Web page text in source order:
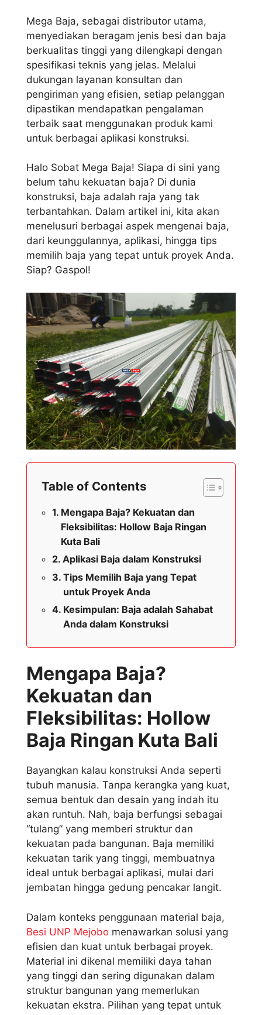
Mega Baja, sebagai distributor utama,
menyediakan beragam jenis besi dan baja
berkualitas tinggi yang dilengkapi dengan
spesifikasi teknis yang jelas. Melalui
dukungan layanan konsultan dan
pengiriman yang efisien, setiap pelanggan
dipastikan mendapatkan pengalaman
terbaik saat menggunakan produk kami
untuk berbagai aplikasi konstruksi.
Halo Sobat Mega Baja! Siapa di sini yang
belum tahu kekuatan baja? Di dunia
konstruksi, baja adalah raja yang tak
terbantahkan. Dalam artikel ini, kita akan
menelusuri berbagai aspek mengenai baja,
dari keunggulannya, aplikasi, hingga tips
memilih baja yang tepat untuk proyek Anda.
Siap? Gaspol!
Table of Contents
Mengapa Baja? Kekuatan dan
Fleksibilitas: Hollow Baja Ringan
Kuta Bali
Aplikasi Baja dalam Konstruksi
Tips Memilih Baja yang Tepat
untuk Proyek Anda
Kesimpulan: Baja adalah Sahabat
Anda dalam Konstruksi
Mengapa Baja?
Kekuatan dan
Fleksibilitas: Hollow
Baja Ringan Kuta Bali
Bayangkan kalau konstruksi Anda seperti
tubuh manusia. Tanpa kerangka yang kuat,
semua bentuk dan desain yang indah itu
akan runtuh. Nah, baja berfungsi sebagai
“tulang” yang memberi struktur dan
kekuatan pada bangunan. Baja memiliki
kekuatan tarik yang tinggi, membuatnya
ideal untuk berbagai aplikasi, mulai dari
jembatan hingga gedung pencakar langit.
Dalam konteks penggunaan material baja,
Besi UNP Mejobo menawarkan solusi yang
efisien dan kuat untuk berbagai proyek.
Material ini dikenal memiliki daya tahan
yang tinggi dan sering digunakan dalam
struktur bangunan yang memerlukan
kekuatan ekstra. Pilihan yang tepat untuk